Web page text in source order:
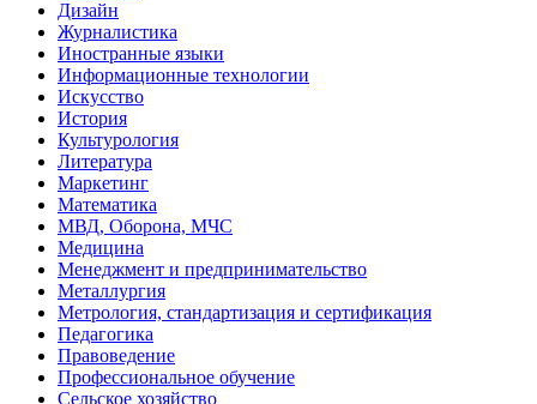
Дизайн
Журналистика
Иностранные языки
Информационные технологии
Искусство
История
Культурология
Литература
Маркетинг
Математика
МВД, Оборона, МЧС
Медицина
Менеджмент и предпринимательство
Металлургия
Метрология, стандартизация и сертификация
Педагогика
Правоведение
Профессиональное обучение
Сельское хозяйство